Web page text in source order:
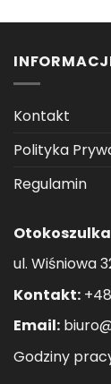
Kontakt
Polityka
Regulamin
Otokoszulka
ul. Wiśniowa
Kontakt:
Email:
Godziny